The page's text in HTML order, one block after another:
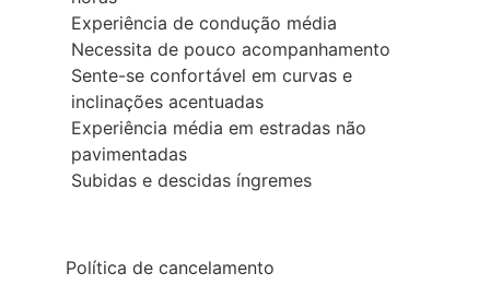
Experiência de condução média
Necessita de pouco acompanhamento
Sente-se confortável em curvas e
inclinações acentuadas
Experiência média em estradas não
pavimentadas
Subidas e descidas íngremes
Política de cancelamento